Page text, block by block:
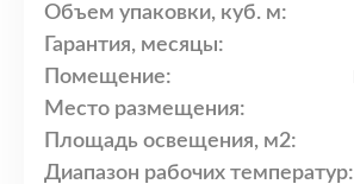
Объем упаковки, куб. м:
Гарантия, месяцы:
Помещение:
Место размещения:
Площадь освещения, м2:
Диапазон рабочих температур: